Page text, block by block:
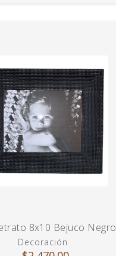
8x10 Bejuco Negro
Decoración